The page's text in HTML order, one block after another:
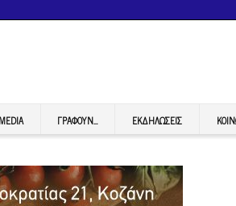
ΓΡΆΦΟΥΝ… ΕΚΔΗΛΏΣΕΙΣ